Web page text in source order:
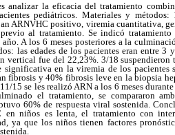
analizar la eficacia del tratamiento
pediátricos. Materiales y métodos:
ARNVHC positivo, viremia cuantitativa,
al tratamiento. Se indicó
A los 6 meses posteriores a la
las edades de los pacientes eran entre 3
vertical fue del 22,23%. 3/18 suspendieron
significativa en la viremia de los pacientes
fibrosis y 40% fibrosis leve en la biopsia
15 se les realizó ARN a los 6 meses
el tratamiento, se compararon
60% de respuesta viral sostenida.
en niños es lenta, el tratamiento con
ya que los niños tienen factores